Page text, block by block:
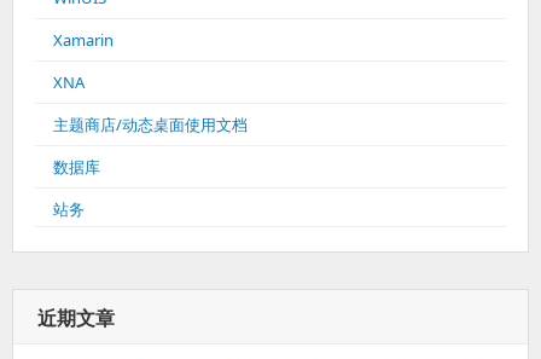
Xamarin
XNA
主题商店/动态桌面使用文档
数据库
站务
近期文章